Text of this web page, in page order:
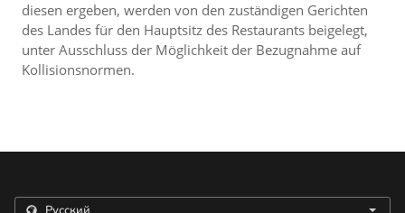
diesen ergeben, werden von den zuständigen Gerichten
des Landes für den Hauptsitz des Restaurants beigelegt,
unter Ausschluss der Möglichkeit der Bezugnahme auf
Kollisionsnormen.